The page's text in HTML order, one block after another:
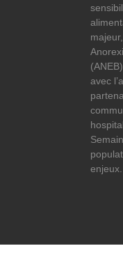
avec
enjeux.